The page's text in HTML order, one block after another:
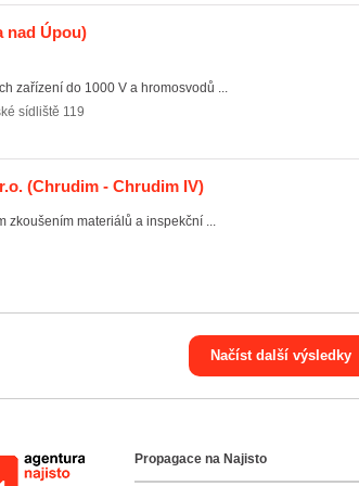
nad Úpou)
zařízení do 1000 V a hromosvodů ...
sídliště 119
(Chrudim - Chrudim IV)
zkoušením materiálů a inspekční ...
Načíst další výsledky
Agentura NajistoPropagace na Najisto